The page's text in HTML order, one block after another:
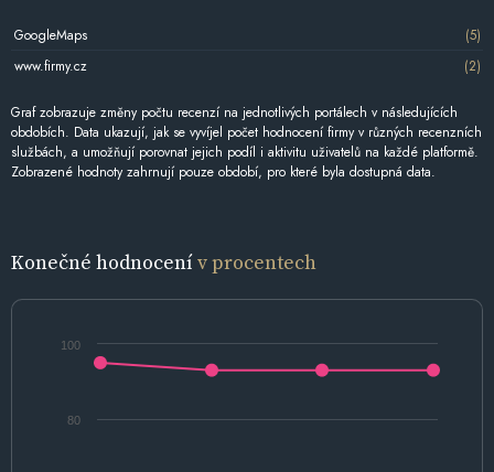
GoogleMaps
(5)
www.firmy.cz
(2)
Graf zobrazuje změny počtu recenzí na jednotlivých portálech v následujících
obdobích. Data ukazují, jak se vyvíjel počet hodnocení firmy v různých recenzních
službách, a umožňují porovnat jejich podíl i aktivitu uživatelů na každé platformě.
Zobrazené hodnoty zahrnují pouze období, pro které byla dostupná data.
Konečné hodnocenív procentech
80
100